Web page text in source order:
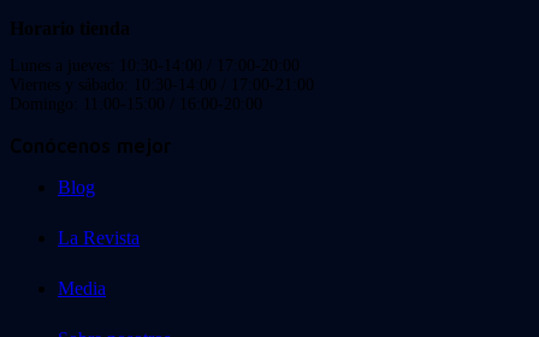
Horario tienda
Lunes a jueves: 10:30-14:00 / 17:00-20:00
Viernes y sábado: 10:30-14:00 / 17:00-21:00
Domingo: 11:00-15:00 / 16:00-20:00
Conócenos mejor
Blog
La Revista
Media